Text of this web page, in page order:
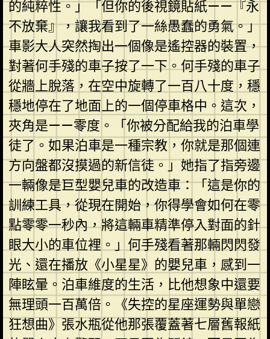
的純粹性。」「但你的後視鏡貼紙——『永
不放棄』，讓我看到了一絲愚蠢的勇氣。」
車影大人突然掏出一個像是遙控器的裝置，
對著何手殘的車子按了一下。何手殘的車子
從牆上脫落，在空中旋轉了一百八十度，穩
穩地停在了地面上的一個停車格中。這次，
夾角是——零度。「你被分配給我的泊車學
徒了。如果泊車是一種宗教，你就是那個連
方向盤都沒摸過的新信徒。」她指了指旁邊
一輛像是巨型嬰兒車的改造車：「這是你的
訓練工具，從現在開始，你得學會如何在零
點零零一秒內，將這輛車精準停入對面的針
眼大小的車位裡。」何手殘看著那輛閃閃發
光、還在播放《小星星》的嬰兒車，感到一
陣眩暈。泊車維度的生活，比他想象中還要
無理頭一百萬倍。《失控的星座運勢與單戀
狂想曲》張水瓶從他那張覆蓋著七層舊報紙